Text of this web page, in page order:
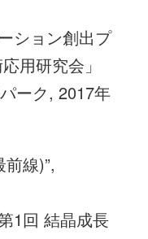
ション創出プ
用研究会」
ーク, 2017年
線)”,
1回 結晶成長